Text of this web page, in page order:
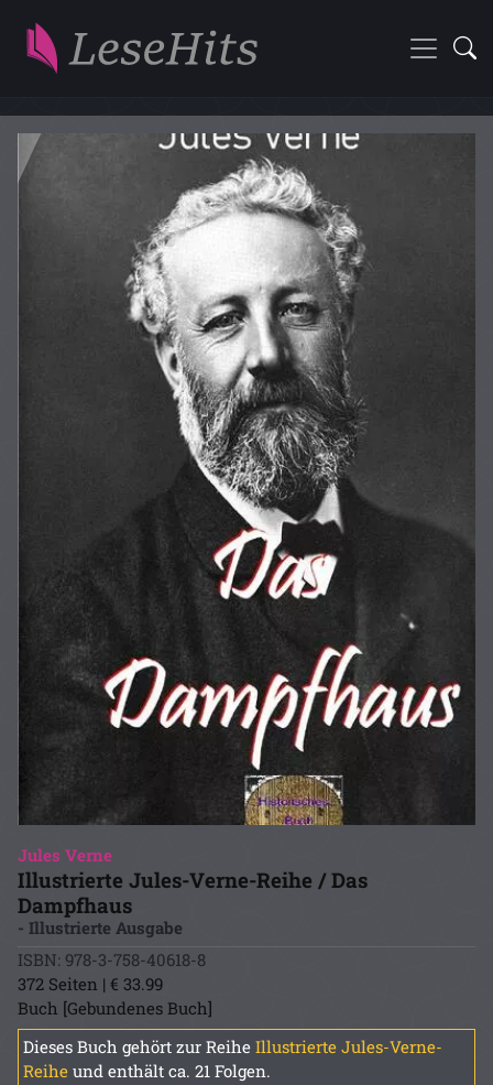
Jules Verne
Illustrierte Jules-Verne-Reihe / Das
Dampfhaus
- Illustrierte Ausgabe
ISBN: 978-3-758-40618-8
372 Seiten | € 33.99
Buch [Gebundenes Buch]
Dieses Buch gehört zur Reihe Illustrierte Jules-Verne-
Reihe und enthält ca. 21 Folgen.